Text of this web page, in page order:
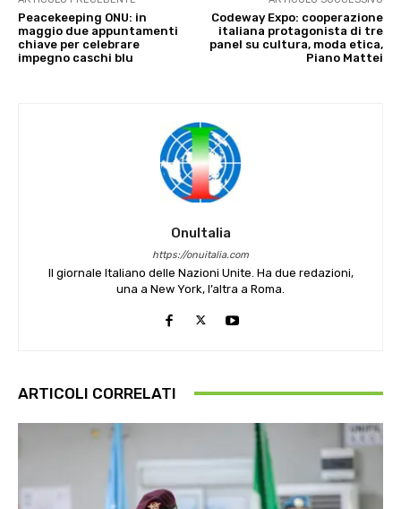
Peacekeeping ONU: in
maggio due appuntamenti
chiave per celebrare
impegno caschi blu
Codeway Expo: cooperazione
italiana protagonista di tre
panel su cultura, moda etica,
Piano Mattei
OnuItalia
https://onuitalia.com
Il giornale Italiano delle Nazioni Unite. Ha due redazioni,
una a New York, l’altra a Roma.
ARTICOLI CORRELATI